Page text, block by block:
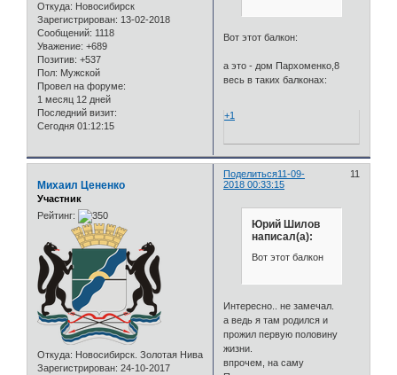
Откуда: Новосибирск
Зарегистрирован: 13-02-2018
Сообщений: 1118
Уважение: +689
Позитив: +537
Пол: Мужской
Провел на форуме:
1 месяц 12 дней
Последний визит:
Сегодня 01:12:15
Вот этот балкон:
а это - дом Пархоменко,8
весь в таких балконах:
+1
Поделиться 11
11-09-
2018 00:33:15
Михаил Цененко
Участник
Рейтинг:
Откуда: Новосибирск. Золотая Нива
Зарегистрирован: 24-10-2017
Юрий Шилов
написал(а):
Вот этот балкон
Интересно.. не замечал.
а ведь я там родился и
прожил первую половину
жизни.
впрочем, на саму